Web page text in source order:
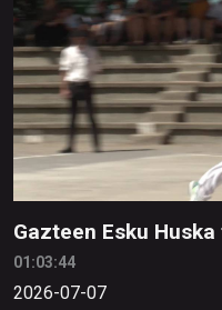
Gazteen Esku
01:03:44
2026-07-07